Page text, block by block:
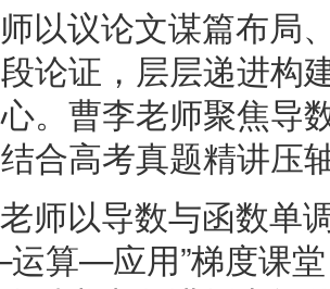
以议论文谋篇布局
论证，层层递进构
。曹李老师聚焦导
合高考真题精讲压
师以导数与函数单
算—应用”梯度课